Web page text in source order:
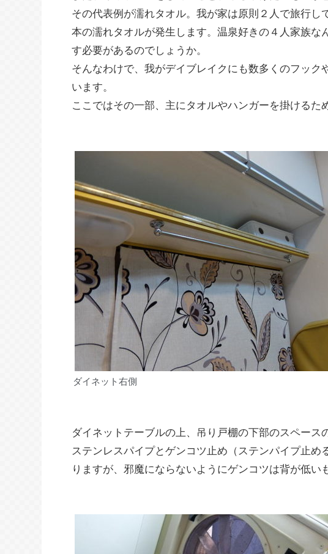
その代表例が濡れタオル。我が家は原則２人で旅行し
本の濡れタオルが発生します。温泉好きの４人家族な
す必要があるのでしょうか。
そんなわけで、我がデイブレイクにも数多くのフック
います。
ここではその一部、主にタオルやハンガーを掛けるた
ダイネット右側
ダイネットテーブルの上、吊り戸棚の下部のスペース
ステンレスパイプとゲンコツ止め（ステンパイプ止め
りますが、邪魔にならないようにゲンコツは背が低い